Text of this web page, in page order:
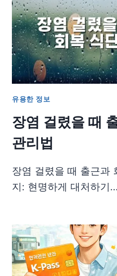
유용한 정보
장염 걸렸을 때
관리법
장염 걸렸을 때 출근과
지: 현명하게 대처하기…